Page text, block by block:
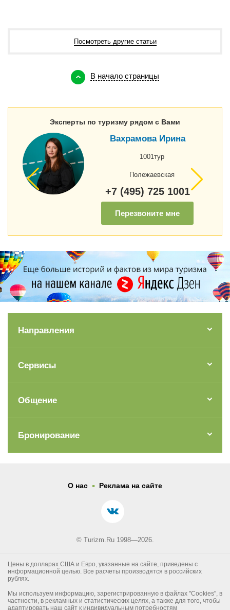
Посмотреть другие статьи
В начало страницы
Эксперты по туризму рядом с Вами
Вахрамова Ирина
1001тур
Полежаевская
+7 (495) 725 1001
Перезвоните мне
Направления
Сервисы
Общение
Бронирование
О нас . Реклама на сайте
© Turizm.Ru 1998—2026.
Цены в долларах США и Евро, указанные на сайте, приведены с
информационной целью. Все расчеты производятся в российских
рублях.
Мы используем информацию, зарегистрированную в файлах "Cookies", в
частности, в рекламных и статистических целях, а также для того, чтобы
адаптировать наш сайт к индивидуальным потребностям